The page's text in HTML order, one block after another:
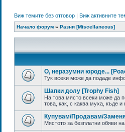
Виж темите без отговор| Виж активните
Начало форум» Разни [Miscellaneous]
О, неразумни юроде...
Тук всеки може да подаде
Шапки долу [Trophy Fish]
На това място всеки може да
това, как, с каква муха, къде и
Купувам/Продавам/
Мястото за безплатни обяви